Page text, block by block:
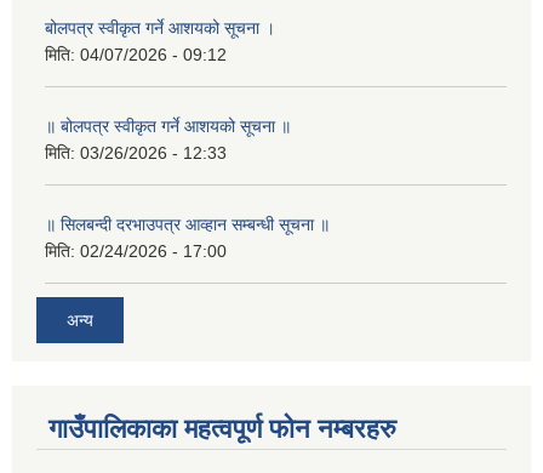
बोलपत्र स्वीकृत गर्ने आशयको सूचना ।
मिति: 04/07/2026 - 09:12
॥ बोलपत्र स्वीकृत गर्ने आशयको सूचना ॥
मिति: 03/26/2026 - 12:33
॥ सिलबन्दी दरभाउपत्र आव्हान सम्बन्धी सूचना ॥
मिति: 02/24/2026 - 17:00
अन्य
गाउँपालिकाका महत्वपूर्ण फोन नम्बरहरु